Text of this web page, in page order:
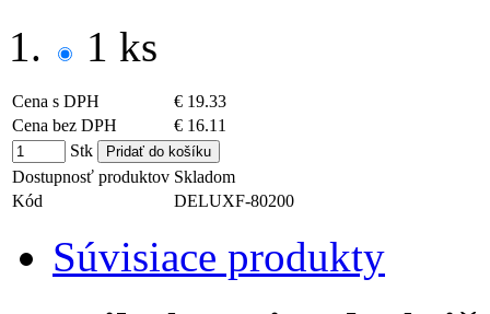
1 ks
Cena s DPH
€ 19.33
Cena bez DPH
€ 16.11
Stk
Dostupnosť produktov Skladom
Kód
DELUXF-80200
Súvisiace produkty